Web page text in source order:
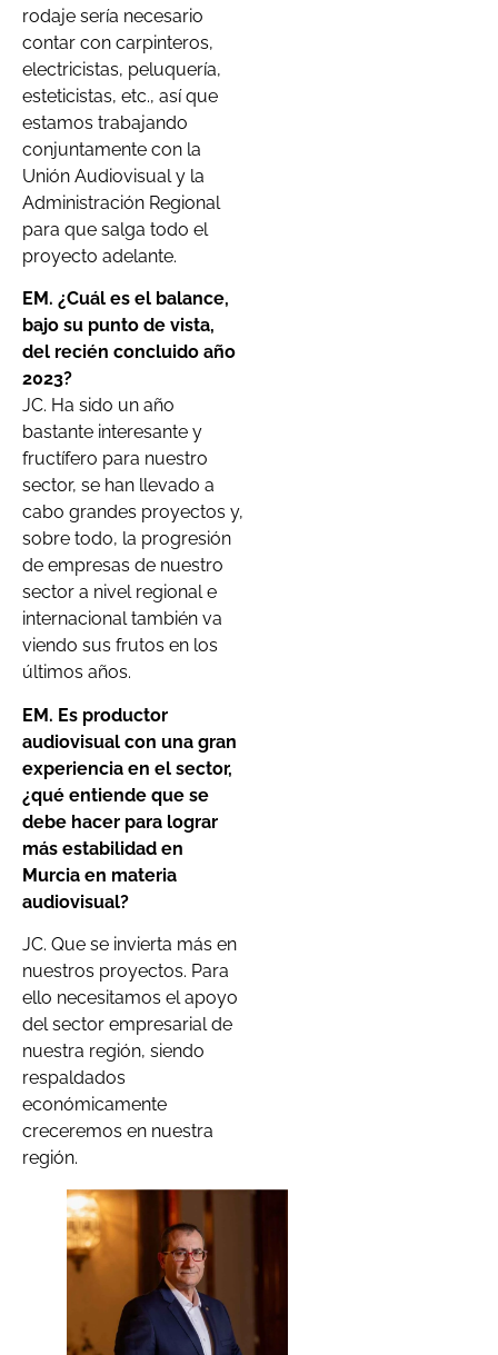
rodaje sería necesario
contar con carpinteros,
electricistas, peluquería,
esteticistas, etc., así que
estamos trabajando
conjuntamente con la
Unión Audiovisual y la
Administración Regional
para que salga todo el
proyecto adelante.
EM. ¿Cuál es el balance,
bajo su punto de vista,
del recién concluido año
2023?
JC. Ha sido un año
bastante interesante y
fructífero para nuestro
sector, se han llevado a
cabo grandes proyectos y,
sobre todo, la progresión
de empresas de nuestro
sector a nivel regional e
internacional también va
viendo sus frutos en los
últimos años.
EM. Es productor
audiovisual con una gran
experiencia en el sector,
¿qué entiende que se
debe hacer para lograr
más estabilidad en
Murcia en materia
audiovisual?
JC. Que se invierta más en
nuestros proyectos. Para
ello necesitamos el apoyo
del sector empresarial de
nuestra región, siendo
respaldados
económicamente
creceremos en nuestra
región.